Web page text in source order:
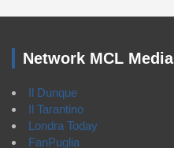
Network MCL Media
Il Dunque
Il Tarantino
Londra Today
FanPuglia